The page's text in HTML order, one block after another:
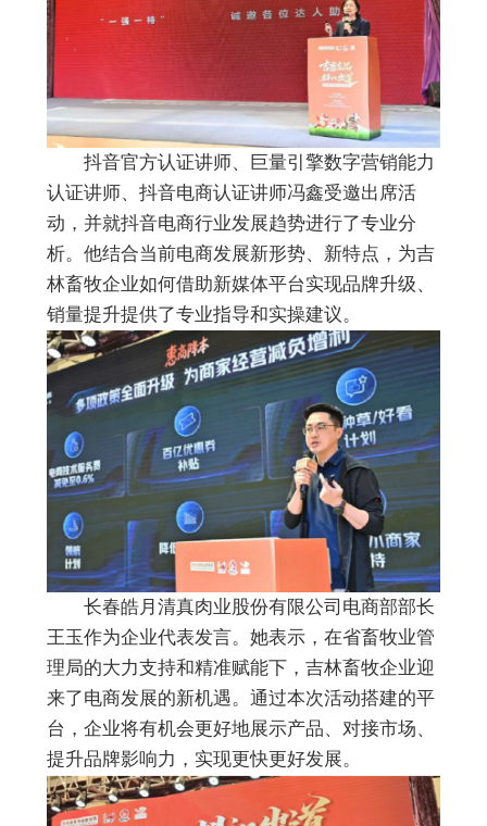
抖音官方认证讲师、巨量引擎数字营销能力
认证讲师、抖音电商认证讲师冯鑫受邀出席活
动，并就抖音电商行业发展趋势进行了专业分
析。他结合当前电商发展新形势、新特点，为吉
林畜牧企业如何借助新媒体平台实现品牌升级、
销量提升提供了专业指导和实操建议。
长春皓月清真肉业股份有限公司电商部部长
王玉作为企业代表发言。她表示，在省畜牧业管
理局的大力支持和精准赋能下，吉林畜牧企业迎
来了电商发展的新机遇。通过本次活动搭建的平
台，企业将有机会更好地展示产品、对接市场、
提升品牌影响力，实现更快更好发展。